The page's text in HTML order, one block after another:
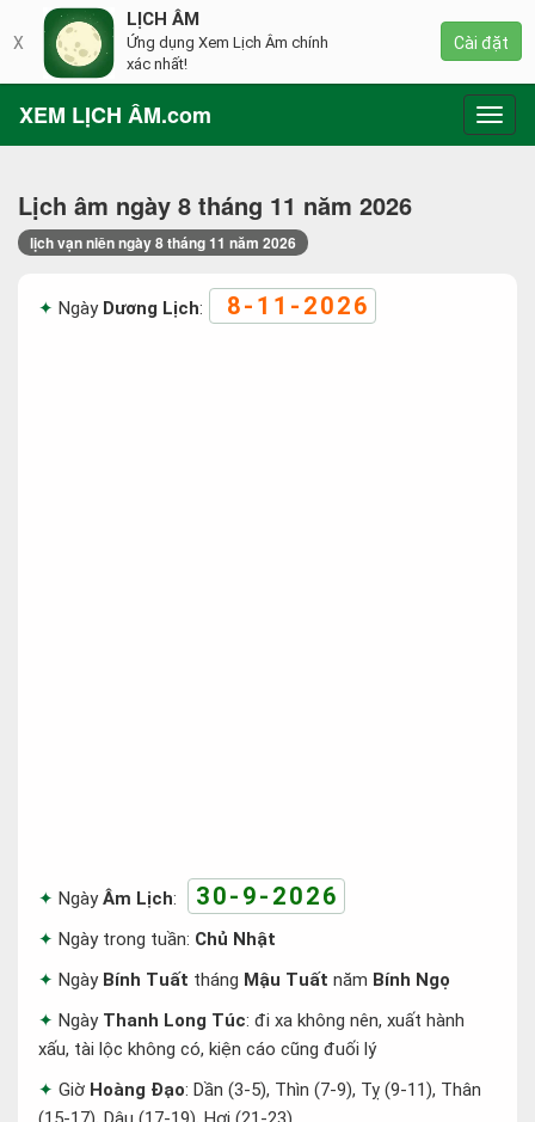
XEM LỊCH ÂM.com
Lịch âm ngày 8 tháng 11 năm 2026
lịch vạn niên ngày 8 tháng 11 năm 2026
Ngày Dương Lịch: 8-11-2026
NgàyÂm Lịch: 30-9-2026
Ngày trong tuần: Chủ Nhật
Ngày Bính Tuất tháng Mậu Tuất năm Bính Ngọ
Ngày Thanh Long Túc: đi xa không nên, xuất hành
xấu, tài lộc không có, kiện cáo cũng đuối lý
Giờ Hoàng Đạo: Dần (3-5), Thìn (7-9), Tỵ (9-11), Thân
X
LỊCH ÂM
Ứng dụng Xem Lịch Âm chính
xác nhất!
Cài đặt